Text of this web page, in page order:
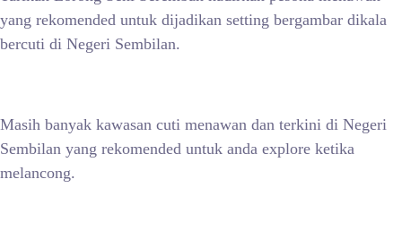
yang rekomended untuk dijadikan setting bergambar dikala
bercuti di Negeri Sembilan.
Masih banyak kawasan cuti menawan dan terkini di Negeri
Sembilan yang rekomended untuk anda explore ketika
melancong.